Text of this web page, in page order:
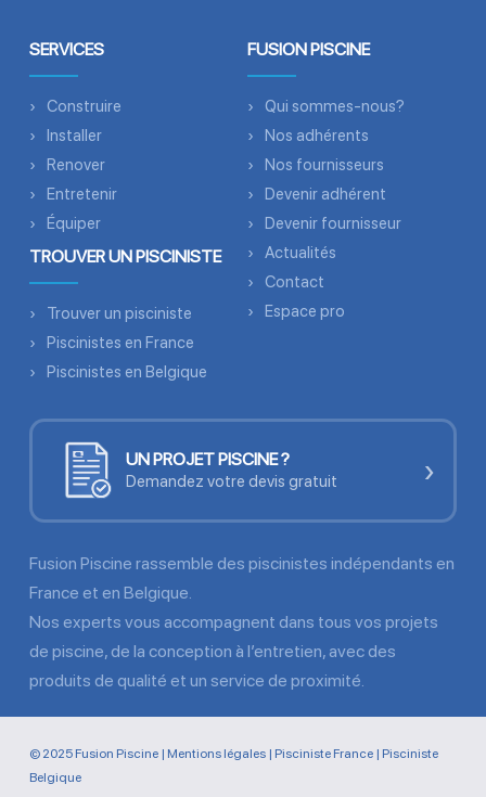
SERVICES
Construire
Installer
Renover
Entretenir
Équiper
TROUVER UN PISCINISTE
Trouver un pisciniste
Piscinistes en France
Piscinistes en Belgique
FUSION PISCINE
Qui sommes-nous?
Nos adhérents
Nos fournisseurs
Devenir adhérent
Devenir fournisseur
Actualités
Contact
Espace pro
UN PROJET PISCINE ?
Demandez votre devis gratuit ›
Fusion Piscine rassemble des piscinistes indépendants en
France et en Belgique.
Nos experts vous accompagnent dans tous vos projets
de piscine, de la conception à l’entretien, avec des
produits de qualité et un service de proximité.
© 2025 Fusion Piscine | Mentions légales| Pisciniste France| Pisciniste
Belgique